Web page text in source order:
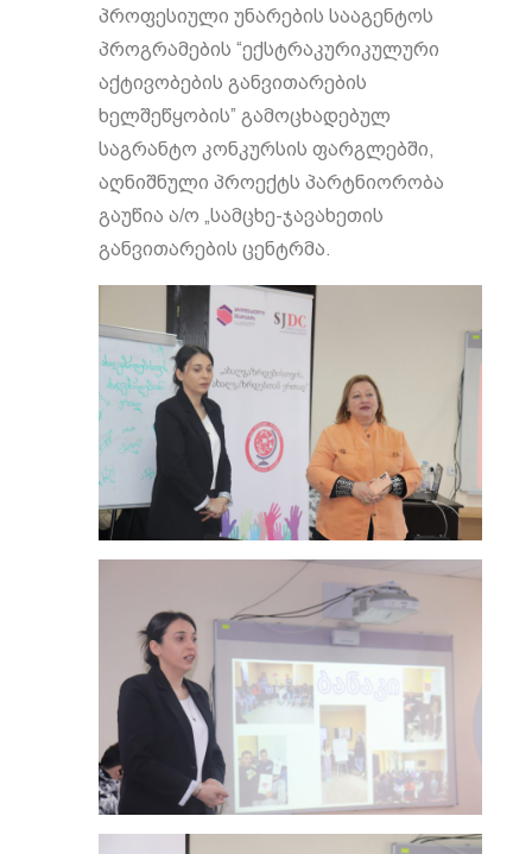
პროფესიული უნარების სააგენტოს
პროგრამების “ექსტრაკურიკულური
აქტივობების განვითარების
ხელშეწყობის” გამოცხადებულ
საგრანტო კონკურსის ფარგლებში,
აღნიშნული პროექტს პარტნიორობა
გაუწია ა/ო „სამცხე-ჯავახეთის
განვითარების ცენტრმა.